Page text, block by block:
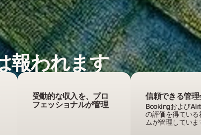
報われます
受動的な収入を、プロ
フェッショナルが管理
信頼できる管理
Bookingおよび
の評価を得ている
ムが管理していま